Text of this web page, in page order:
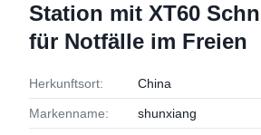
Station mit XT60
für Notfälle im Freien
Herkunftsort: China
Markenname: shunxiang